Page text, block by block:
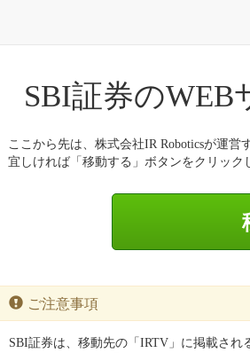
SBI証券の
ここから先は、株式会社IR Roboticsが運営
宜しければ「移動する」ボタンをクリック
ご注意事項
SBI証券は、移動先の「IRTV」に掲載さ